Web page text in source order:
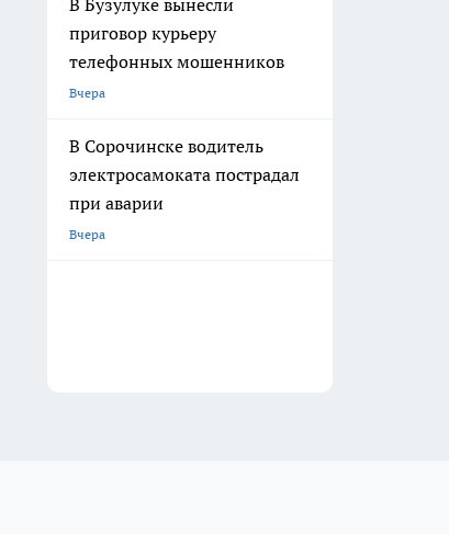
В Бузулуке вынесли
приговор курьеру
телефонных мошенников
Вчера
В Сорочинске водитель
электросамоката пострадал
при аварии
Вчера